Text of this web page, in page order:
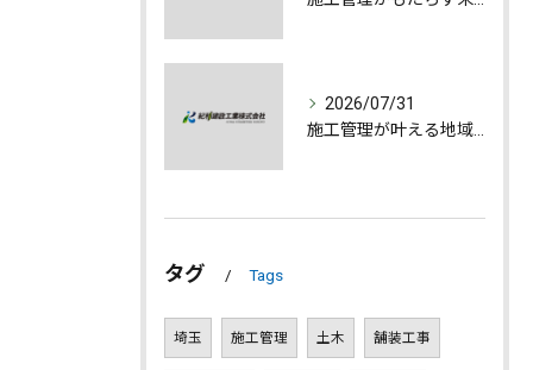
2026/07/31
タグ Tags
埼玉 施工管理 土木 舗装工事